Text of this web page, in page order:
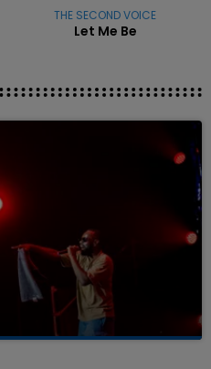
THE SECOND VOICE
Let Me Be